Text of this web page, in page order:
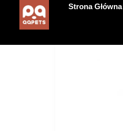
Strona Główna